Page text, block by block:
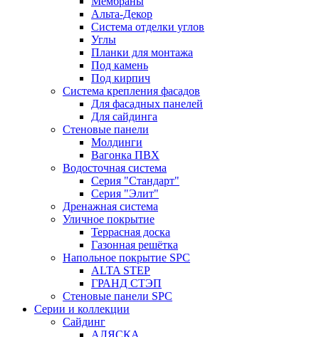
Альта-Декор
Система отделки углов
Углы
Планки для монтажа
Под камень
Под кирпич
Система крепления фасадов
Для фасадных панелей
Для сайдинга
Стеновые панели
Молдинги
Вагонка ПВХ
Водосточная система
Серия "Стандарт"
Серия "Элит"
Дренажная система
Уличное покрытие
Террасная доска
Газонная решётка
Напольное покрытие SPC
ALTA STEP
ГРАНД СТЭП
Стеновые панели SPC
Серии и коллекции
Сайдинг
АЛЯСКА